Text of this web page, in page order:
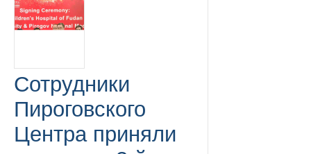
Сотрудники
Пироговского
Центра приняли